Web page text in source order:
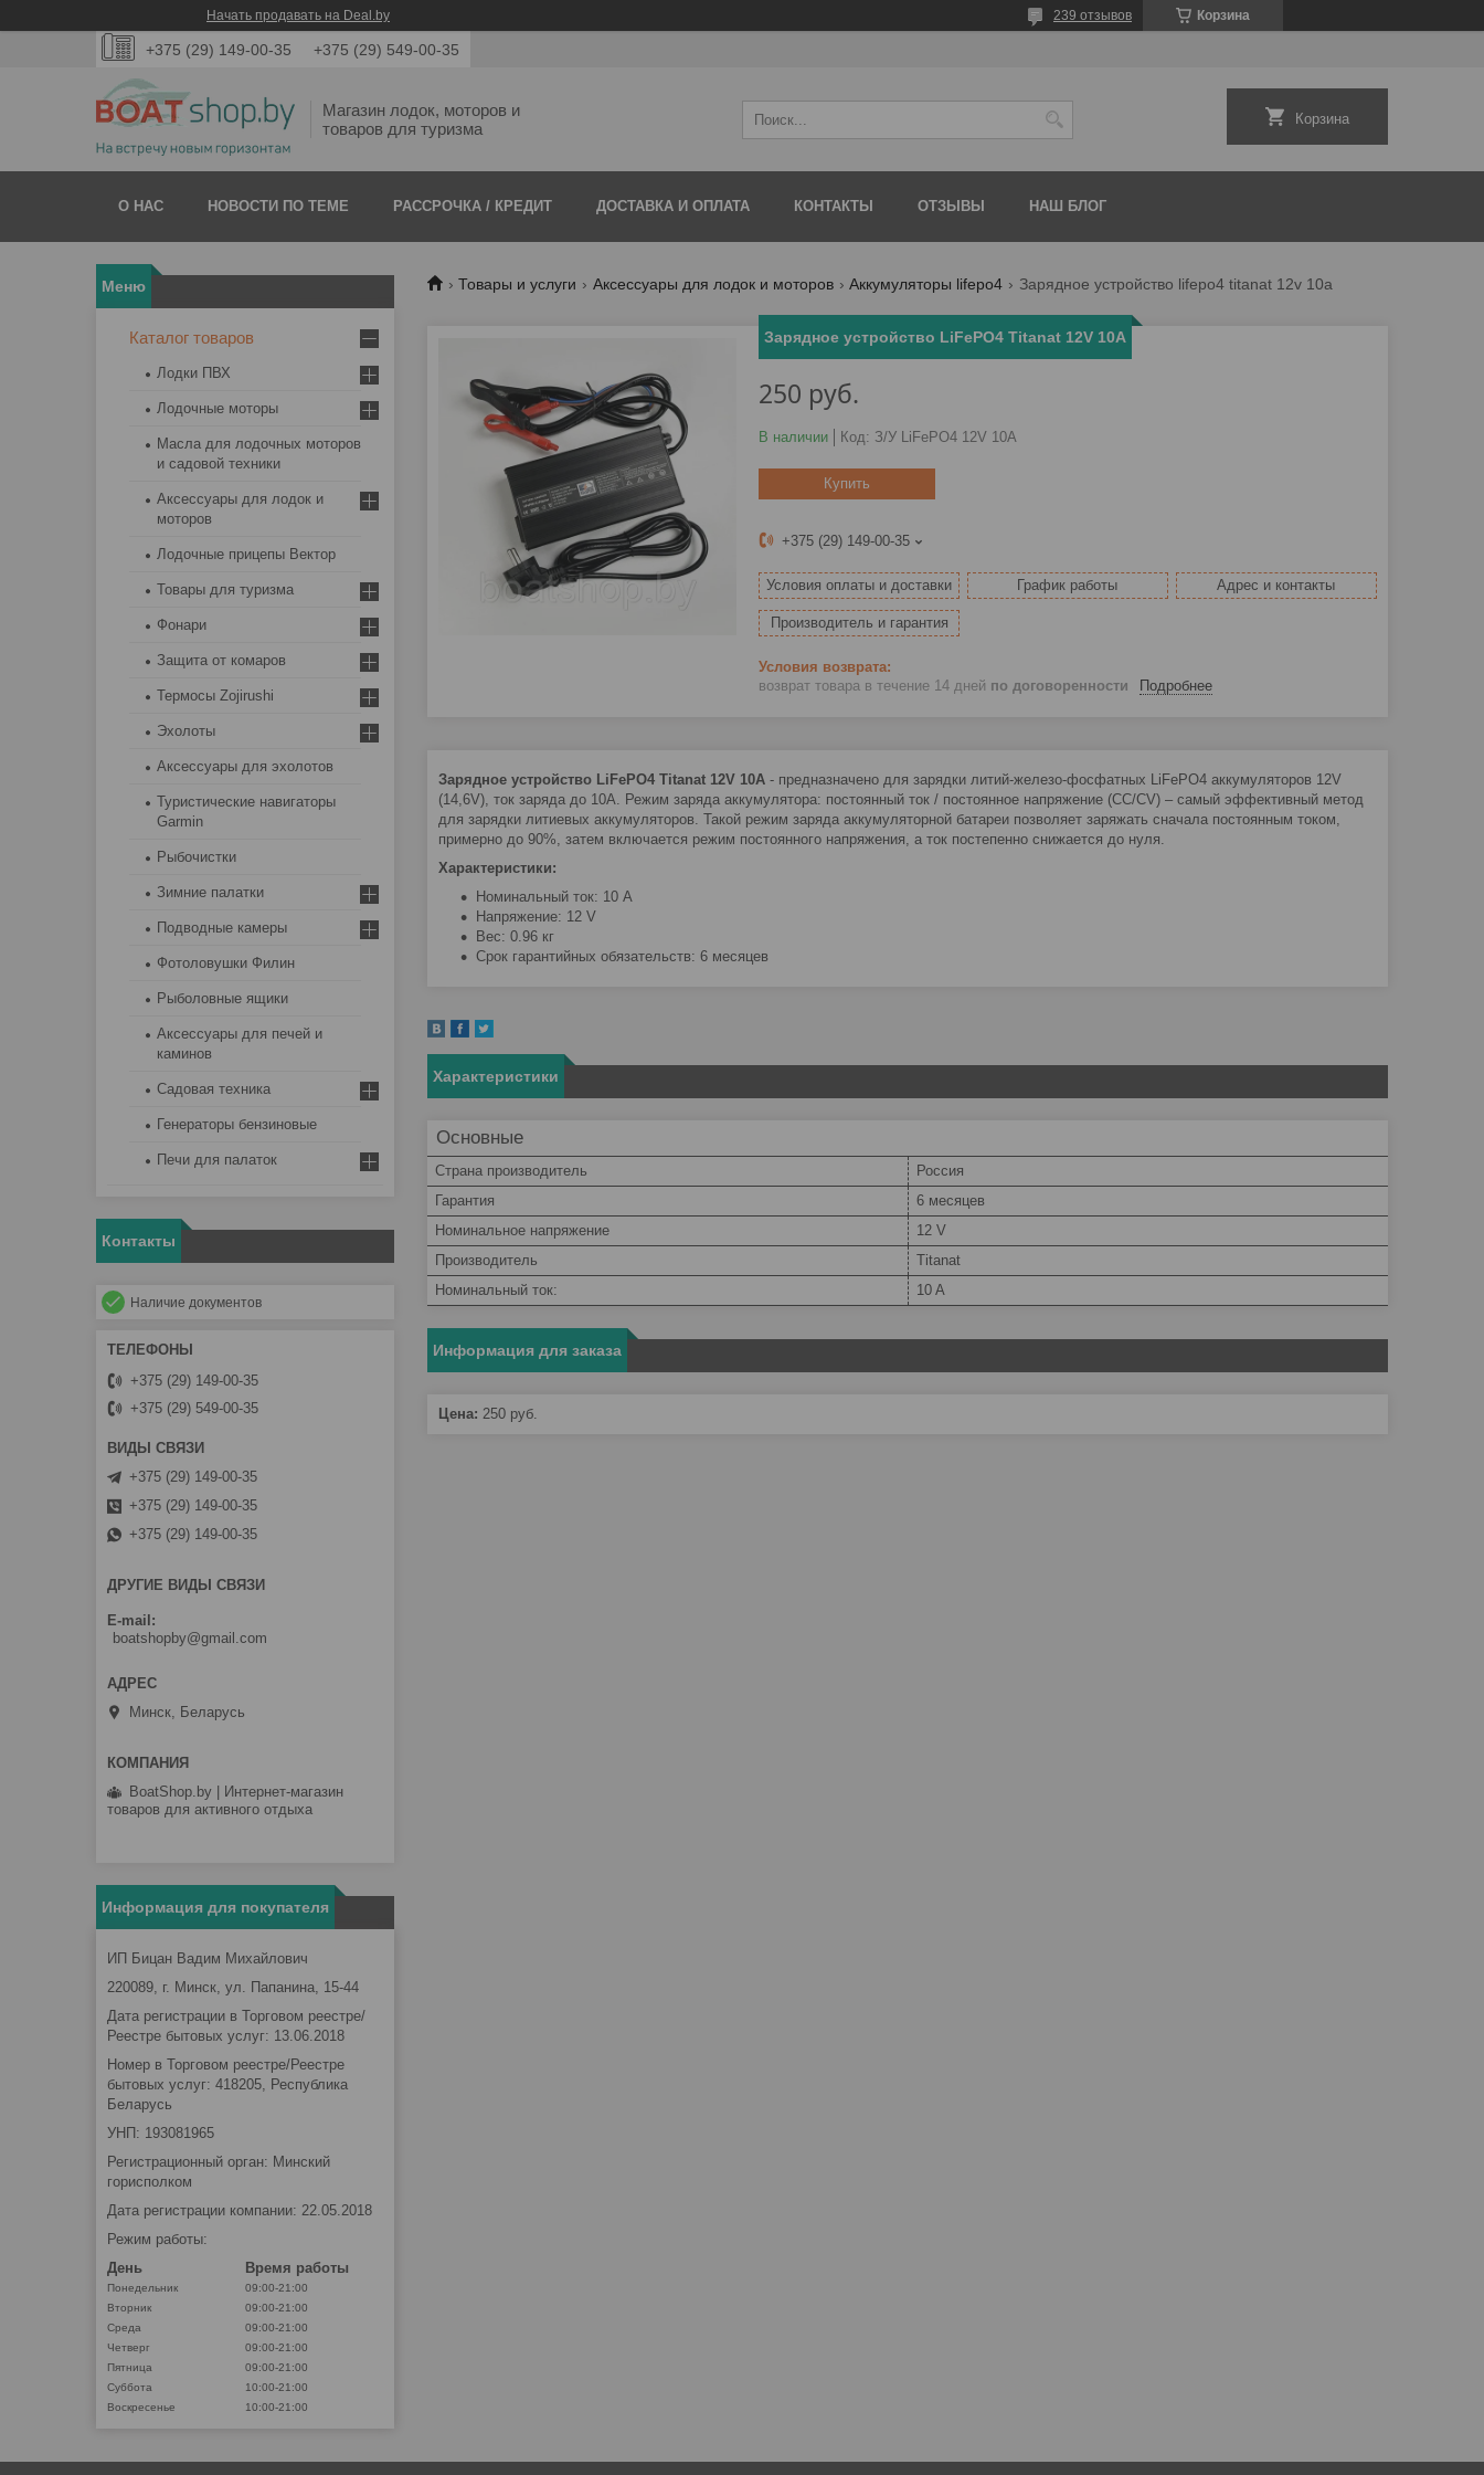
Начать продавать на Deal.by Корзина
239 отзывов
+375 (29) 149-00-35 +375 (29) 549-00-35
Магазин лодок, моторов и
товаров для туризма
Корзина
О НАС НОВОСТИ ПО ТЕМЕ РАССРОЧКА / КРЕДИТ ДОСТАВКА И ОПЛАТА КОНТАКТЫ ОТЗЫВЫ НАШ БЛОГ
Товары и услуги Аксессуары для лодок и моторов Аккумуляторы lifepo4 Зарядное устройство lifepo4 titanat 12v 10a
Зарядное устройство LiFePO4 Titanat 12V 10A
250 руб.
В наличии Код: З/У LiFePO4 12V 10A
Купить
+375 (29) 149-00-35
Условия оплаты и доставки График работы Адрес и контакты
Производитель и гарантия
возврат товара в течение 14 дней по договоренности Подробнее
Зарядное устройство LiFePO4 Titanat 12V 10A - предназначено для зарядки литий-железо-фосфатных LiFePO4 аккумуляторов 12V
(14,6V), ток заряда до 10A. Режим заряда аккумулятора: постоянный ток / постоянное напряжение (СС/СV) – самый эффективный метод
для зарядки литиевых аккумуляторов. Такой режим заряда аккумуляторной батареи позволяет заряжать сначала постоянным током,
примерно до 90%, затем включается режим постоянного напряжения, а ток постепенно снижается до нуля.
Характеристики:
Номинальный ток: 10 A
Напряжение: 12 V
Вес: 0.96 кг
Срок гарантийных обязательств: 6 месяцев
Характеристики
Основные
Страна производитель
Россия
Гарантия
6 месяцев
Номинальное напряжение
12 V
Производитель
Titanat
Номинальный ток:
10 A
Информация для заказа
Цена: 250 руб.
Каталог товаров
Лодки ПВХ
Лодочные моторы
Масла для лодочных моторов
и садовой техники
Аксессуары для лодок и
моторов
Лодочные прицепы Вектор
Товары для туризма
Фонари
Защита от комаров
Термосы Zojirushi
Эхолоты
Аксессуары для эхолотов
Туристические навигаторы
Garmin
Рыбочистки
Зимние палатки
Подводные камеры
Фотоловушки Филин
Рыболовные ящики
Аксессуары для печей и
каминов
Садовая техника
Генераторы бензиновые
Печи для палаток
Контакты
Наличие документов
+375 (29) 149-00-35
+375 (29) 549-00-35
+375 (29) 149-00-35
+375 (29) 149-00-35
+375 (29) 149-00-35
ДРУГИЕ ВИДЫ СВЯЗИ
E-mail
boatshopby@gmail.com
Минск, Беларусь
BoatShop.by | Интернет-магазин
товаров для активного отдыха
Информация для покупателя
ИП Бицан Вадим Михайлович
220089, г. Минск, ул. Папанина, 15-44
Дата регистрации в Торговом реестре/
Реестре бытовых услуг: 13.06.2018
Номер в Торговом реестре/Реестре
бытовых услуг: 418205, Республика
Беларусь
УНП: 193081965
Регистрационный орган: Минский
горисполком
Дата регистрации компании: 22.05.2018
Режим работы:
День
Время работы
Понедельник
09:00-21:00
Вторник
09:00-21:00
Среда
09:00-21:00
Четверг
09:00-21:00
Пятница
09:00-21:00
Суббота
10:00-21:00
Воскресенье
10:00-21:00